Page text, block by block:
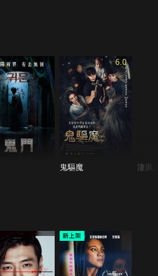
6.0
鬼驅魔 淒厲